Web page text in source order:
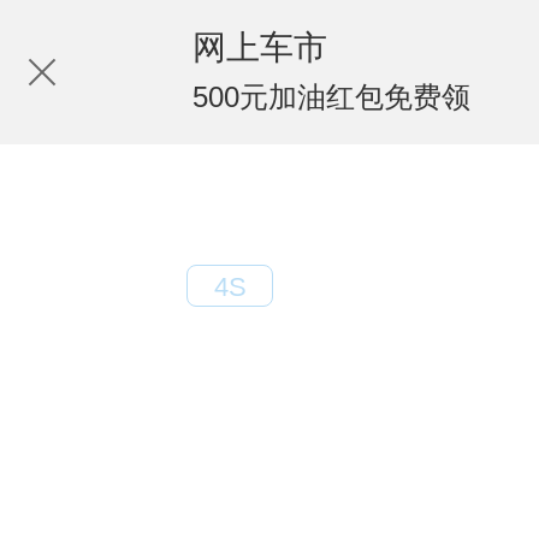
网上车市
500元加油红包免费领
4S